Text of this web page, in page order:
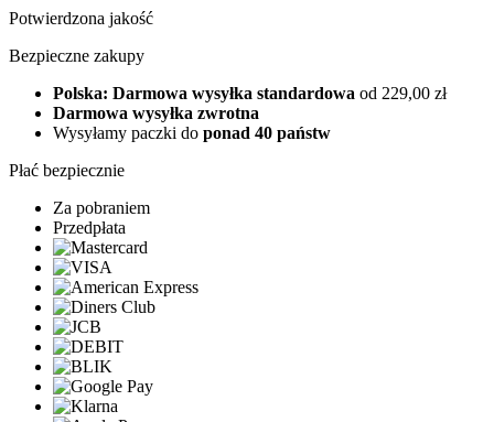
Potwierdzona jakość
Bezpieczne zakupy
Polska: Darmowa wysyłka standardowa od 229,00 zł
Darmowa wysyłka zwrotna
Wysyłamy paczki do ponad 40 państw
Płać bezpiecznie
Za pobraniem
Przedpłata